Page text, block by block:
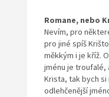
Romane, nebo
Nevím, pro
pro jiné spíš
měkkým i je kříž.
jménu je troufalé,
Krista, tak bych si
odlehčenější